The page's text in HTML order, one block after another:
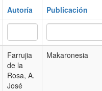
Autoría Publicación
Farrujia
de la
Rosa, A.
José
Makaronesia